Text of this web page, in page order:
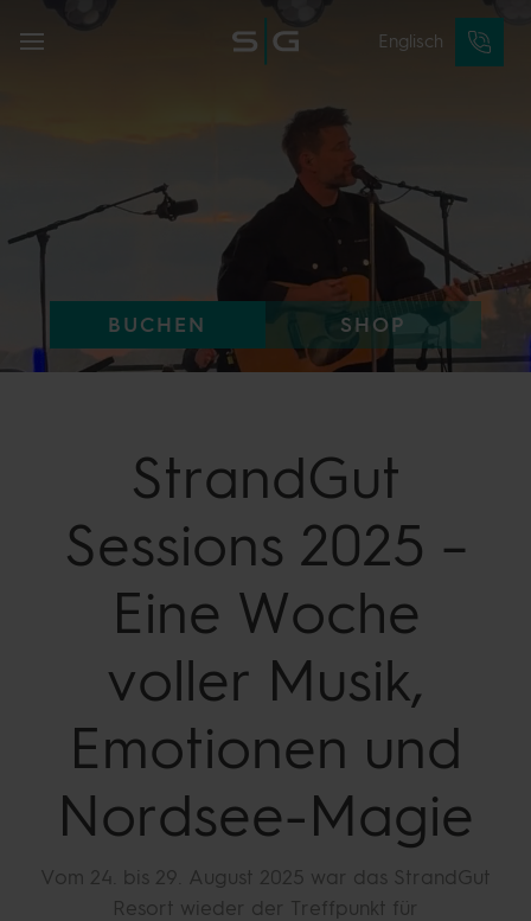
Englisch
BUCHEN SHOP
StrandGut
Sessions 2025 –
Eine Woche
voller Musik,
Emotionen und
Nordsee-Magie
Vom 24. bis 29. August 2025 war das StrandGut
Resort wieder der Treffpunkt für